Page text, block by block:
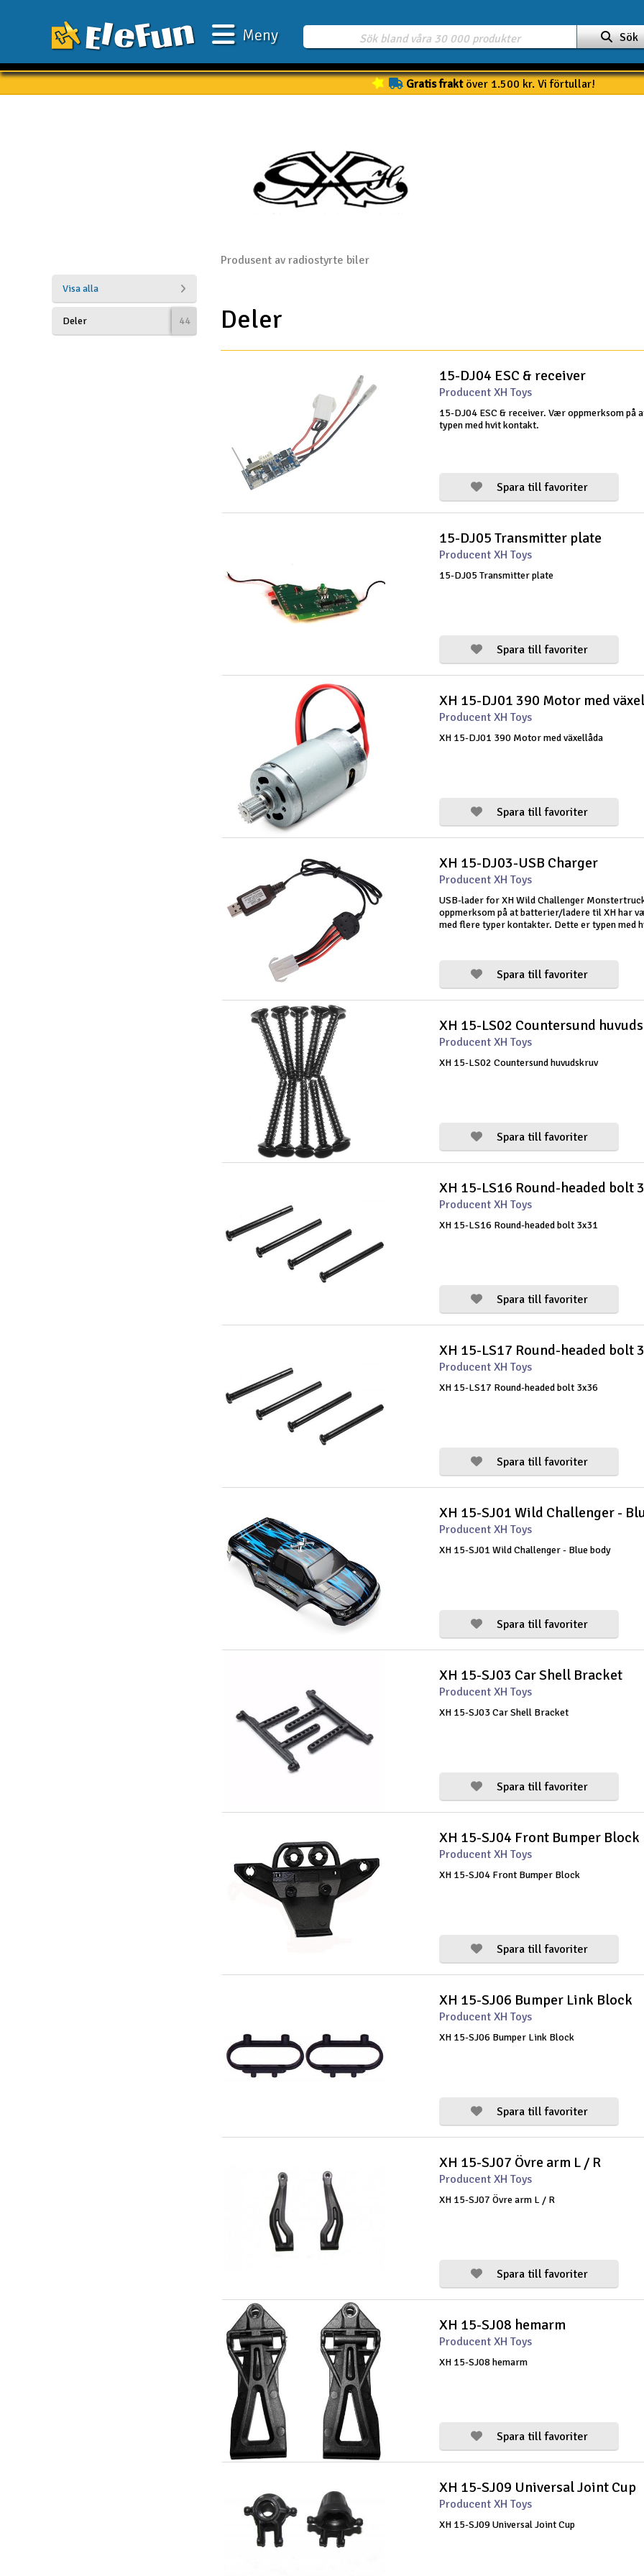
Bilbana
Båtar
Sök
Meny
Gratis fraktöver 1.500 kr. Vi förtullar!
Produsent av radiostyrte biler
Visa alla
Deler 44 Deler
15-DJ04 ESC & receiver
Producent XH Toys
15-DJ04 ESC & receiver. Vær oppmerksom på
typen med hvit kontakt.
Spara till favoriter
15-DJ05 Transmitter plate
Producent XH Toys
15-DJ05 Transmitter plate
Spara till favoriter
XH 15-DJ01 390 Motor med
Producent XH Toys
XH 15-DJ01 390 Motor med växellåda
Spara till favoriter
XH 15-DJ03-USB Charger
Producent XH Toys
USB-lader for XH Wild Challenger
oppmerksom på at batterier/ladere til XH har
med flere typer kontakter. Dette er typen med
Spara till favoriter
XH 15-LS02 Countersund
Producent XH Toys
XH 15-LS02 Countersund huvudskruv
Spara till favoriter
XH 15-LS16 Round-headed bolt
Producent XH Toys
XH 15-LS16 Round-headed bolt 3x31
Spara till favoriter
XH 15-LS17 Round-headed bolt
Producent XH Toys
XH 15-LS17 Round-headed bolt 3x36
Spara till favoriter
XH 15-SJ01 Wild Challenger -
Producent XH Toys
XH 15-SJ01 Wild Challenger - Blue body
Spara till favoriter
XH 15-SJ03 Car Shell Bracket
Producent XH Toys
XH 15-SJ03 Car Shell Bracket
Spara till favoriter
XH 15-SJ04 Front Bumper Block
Producent XH Toys
XH 15-SJ04 Front Bumper Block
Spara till favoriter
XH 15-SJ06 Bumper Link Block
Producent XH Toys
XH 15-SJ06 Bumper Link Block
Spara till favoriter
XH 15-SJ07 Övre arm L / R
Producent XH Toys
XH 15-SJ07 Övre arm L / R
Spara till favoriter
XH 15-SJ08 hemarm
Producent XH Toys
XH 15-SJ08 hemarm
Spara till favoriter
XH 15-SJ09 Universal Joint Cup
Producent XH Toys
XH 15-SJ09 Universal Joint Cup